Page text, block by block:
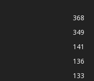
368
349
141
136
133